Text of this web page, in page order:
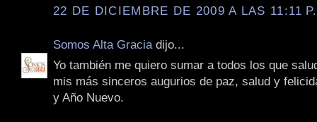
22 DE DICIEMBRE DE 2009 A LAS 11:11
Somos Alta Gracia dijo...
Yo también me quiero sumar a todos los que
mis más sinceros augurios de paz, salud y
y Año Nuevo.